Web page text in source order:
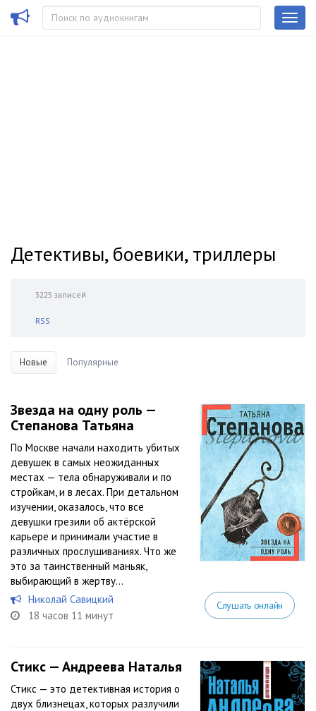
Детективы, боевики, триллеры
3225 записей
RSS
Новые Популярные
Звезда на одну роль —
Степанова Татьяна
По Москве начали находить убитых
девушек в самых неожиданных
местах — тела обнаруживали и по
стройкам, и в лесах. При детальном
изучении, оказалось, что все
девушки грезили об актёрской
карьере и принимали участие в
различных прослушиваниях. Что же
это за таинственный маньяк,
выбирающий в жертву...
Николай Савицкий
18 часов 11 минут
Слушать онлайн
Стикс — Андреева Наталья
Стикс — это детективная история о
двух близнецах, которых разлучили